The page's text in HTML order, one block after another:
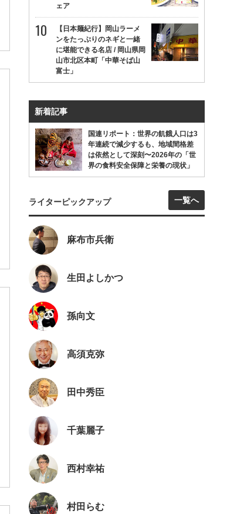
ェア
【日本麺紀行】岡山ラーメ
ンをたっぷりのネギと一緒
に堪能できる名店 / 岡山県岡
山市北区本町「中華そば山
富士」
新着記事
国連リポート：世界の飢餓人口は3
年連続で減少するも、地域間格差
は依然として深刻〜2026年の「世
界の食料安全保障と栄養の現状」
ライターピックアップ 一覧へ
麻布市兵衛
生田よしかつ
孫向文
高須克弥
田中秀臣
千葉麗子
西村幸祐
村田らむ